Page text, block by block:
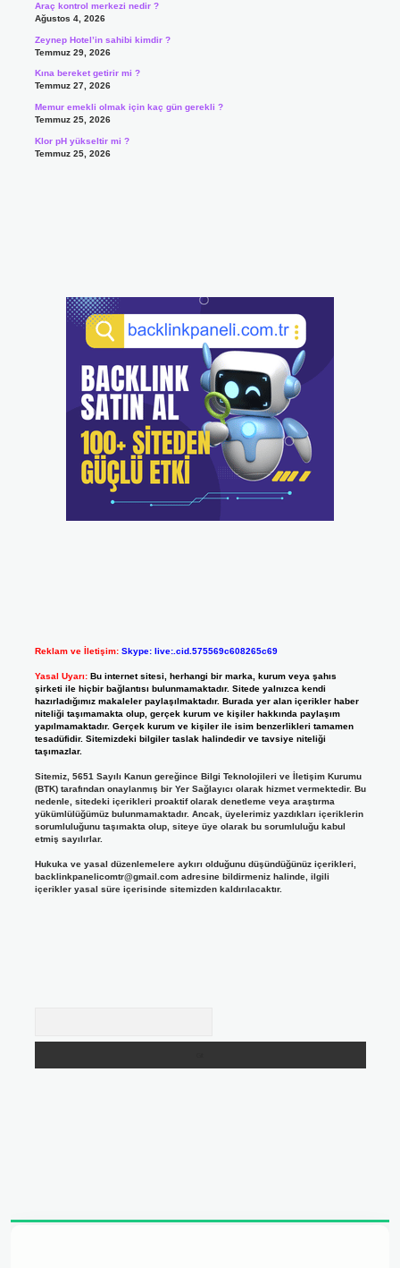
Araç kontrol merkezi nedir ?
Ağustos 4, 2026
Zeynep Hotel’in sahibi kimdir ?
Temmuz 29, 2026
Kına bereket getirir mi ?
Temmuz 27, 2026
Memur emekli olmak için kaç gün gerekli ?
Temmuz 25, 2026
Klor pH yükseltir mi ?
Temmuz 25, 2026
Reklam ve İletişim: Skype: live:.cid.575569c608265c69
Yasal Uyarı: Bu internet sitesi, herhangi bir marka, kurum veya şahıs
şirketi ile hiçbir bağlantısı bulunmamaktadır. Sitede yalnızca kendi
hazırladığımız makaleler paylaşılmaktadır. Burada yer alan içerikler haber
niteliği taşımamakta olup, gerçek kurum ve kişiler hakkında paylaşım
yapılmamaktadır. Gerçek kurum ve kişiler ile isim benzerlikleri tamamen
tesadüfidir. Sitemizdeki bilgiler taslak halindedir ve tavsiye niteliği
taşımazlar.
Sitemiz, 5651 Sayılı Kanun gereğince Bilgi Teknolojileri ve İletişim Kurumu
(BTK) tarafından onaylanmış bir Yer Sağlayıcı olarak hizmet vermektedir. Bu
nedenle, sitedeki içerikleri proaktif olarak denetleme veya araştırma
yükümlülüğümüz bulunmamaktadır. Ancak, üyelerimiz yazdıkları içeriklerin
sorumluluğunu taşımakta olup, siteye üye olarak bu sorumluluğu kabul
etmiş sayılırlar.
Hukuka ve yasal düzenlemelere aykırı olduğunu düşündüğünüz içerikleri,
backlinkpanelicomtr@gmail.comadresine bildirmeniz halinde, ilgili
içerikler yasal süre içerisinde sitemizden kaldırılacaktır.